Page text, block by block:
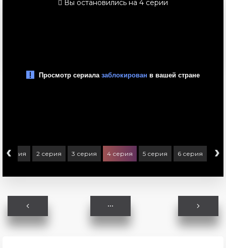
Вы остановились на 4 серии
‹
1 серия 2 серия 3 серия 4 серия 5 серия 6 серия ›